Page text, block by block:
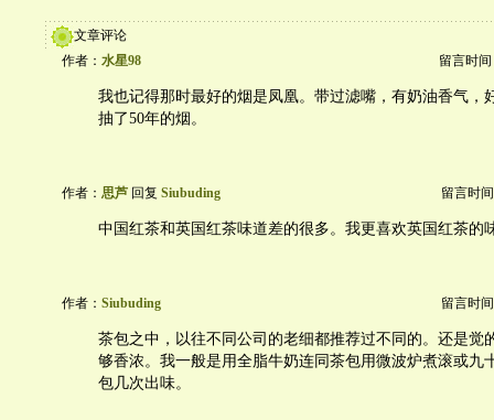
文章评论
作者： 水星98 留言时间
我也记得那时最好的烟是凤凰。带过滤嘴，有奶油香气，
抽了50年的烟。
作者： 思芦 回复 Siubuding 留言时
中国红茶和英国红茶味道差的很多。我更喜欢英国红茶的
作者： Siubuding 留言时
茶包之中，以往不同公司的老细都推荐过不同的。还是觉
够香浓。我一般是用全脂牛奶连同茶包用微波炉煮滚或九
包几次出味。